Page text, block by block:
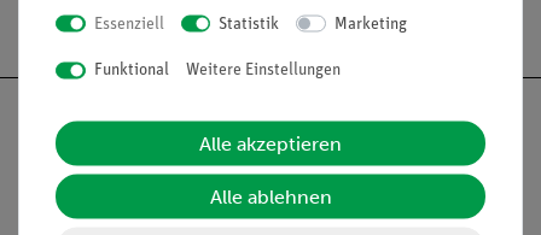
Versandkostenfrei ab 300,- €
Nach oben
Essenziell Statistik Marketing
Funktional Weitere Einstellungen
Alle akzeptieren
Alle ablehnen